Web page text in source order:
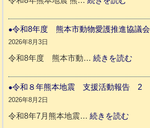
人
ホ
日
記
本
支
災
ッ
一
令和8年度 熊本市動物愛護推進協議会
2026年8月3日
令和8年度 熊本市動…続きを読む
和
令和８年熊本地震 支援活動報告 2
2026年8月2日
令和8年7月熊本地震…続きを読む